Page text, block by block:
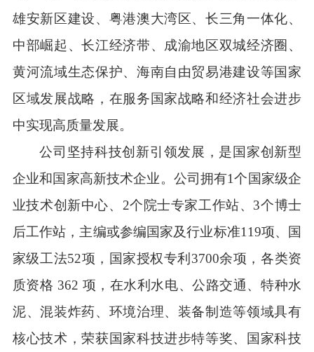
雄安新区建设、粤港澳大湾区、长三角一体化、
中部崛起、长江经济带、成渝地区双城经济圈、
黄河流域生态保护、海南自由贸易港建设等国家
区域发展战略，在服务国家战略和经济社会进步
中实现高质量发展。
公司坚持科技创新引领发展，是国家创新型
企业和国家高新技术企业。公司拥有1个国家级企
业技术创新中心、2个院士专家工作站、3个博士
后工作站，主编或参编国家及行业标准119项、国
家级工法52项，国家授权专利3700余项，各类资
质资格 362 项，在水利水电、公路交通、特种水
泥、混装炸药、环境治理、装备制造等领域具有
核心技术，荣获国家科技进步特等奖、国家科技